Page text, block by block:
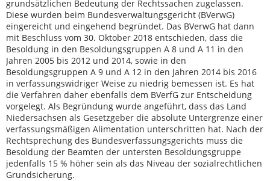
grundsätzlichen Bedeutung der Rechtssachen zugelassen.
Diese wurden beim Bundesverwaltungsgericht (BVerwG)
eingereicht und eingehend begründet. Das BVerwG hat dann
mit Beschluss vom 30. Oktober 2018 entschieden, dass die
Besoldung in den Besoldungsgruppen A 8 und A 11 in den
Jahren 2005 bis 2012 und 2014, sowie in den
Besoldungsgruppen A 9 und A 12 in den Jahren 2014 bis 2016
in verfassungswidriger Weise zu niedrig bemessen ist. Es hat
die Verfahren daher ebenfalls dem BVerfG zur Entscheidung
vorgelegt. Als Begründung wurde angeführt, dass das Land
Niedersachsen als Gesetzgeber die absolute Untergrenze einer
verfassungsmäßigen Alimentation unterschritten hat. Nach der
Rechtsprechung des Bundesverfassungsgerichts muss die
Besoldung der Beamten der untersten Besoldungsgruppe
jedenfalls 15 % höher sein als das Niveau der sozialrechtlichen
Grundsicherung.